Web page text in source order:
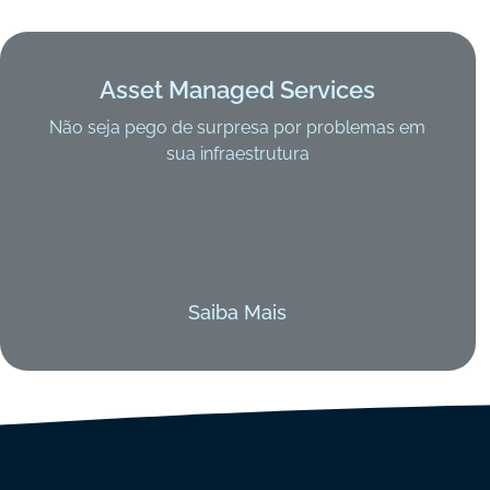
Asset Managed Services
Não seja pego de surpresa por problemas em
sua infraestrutura
Saiba Mais